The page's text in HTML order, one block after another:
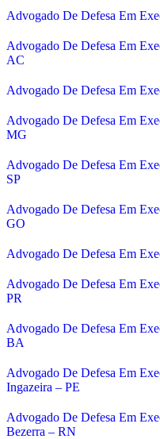
Advogado De Defesa Em
Advogado De Defesa Em
AC
Advogado De Defesa Em
Advogado De Defesa Em
MG
Advogado De Defesa Em
SP
Advogado De Defesa Em
GO
Advogado De Defesa Em
Advogado De Defesa Em
PR
Advogado De Defesa Em
BA
Advogado De Defesa Em
Ingazeira – PE
Advogado De Defesa Em
Bezerra – RN